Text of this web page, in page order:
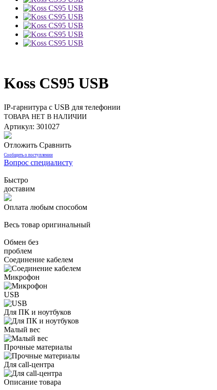
Koss CS95 USB
IP-гарнитура с USB для телефонии
ТОВАРА НЕТ В НАЛИЧИИ
Артикул: 301027
Отложить Сравнить
Сообщить о поступлении
Вопрос специалисту
Быстро
доставим
Оплата любым способом
Весь товар оригинальный
Обмен без
проблем
Соединение кабелем
Микрофон
USB
Для ПК и ноутбуков
Малый вес
Прочные материалы
Для call-центра
Описание товара